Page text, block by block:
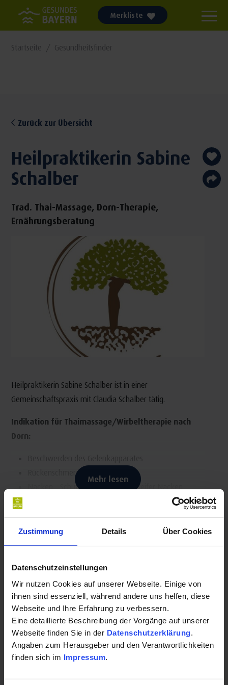
Zustimmung Details Über Cookies
Datenschutzeinstellungen
Wir nutzen Cookies auf unserer Webseite. Einige von
ihnen sind essenziell, während andere uns helfen, diese
Webseite und Ihre Erfahrung zu verbessern.
Eine detaillierte Beschreibung der Vorgänge auf unserer
Webseite finden Sie in der Datenschutzerklärung
Angaben zum Herausgeber und den Verantwortlichkeiten
finden sich im Impressum
Merkliste
Startseite Gesundheitsfinder
Zurück zur Übersicht
Heilpraktikerin Sabine
Schalber
Trad. Thai-Massage, Dorn-Therapie,
Ernährungsberatung
Heilpraktikerin Sabine Schalber ist in einer
Gemeinschaftspraxis mit Claudia Schalber tätig.
Indikation für Thaimassage/Wirbeltherapie nach
Dorn:
Rückenschmerzen
Nacken-, Schulterbeschwerden (steifer Nacken,
Arthrose, Arthritis
Arme (Golfer-, Tennisarm)
Beine (Durchblutungsstörungen)
Kopfschmerzen
(Spannungs-) Kopfschmerzen, bedingt durch
verspannten Rücken
Stressbedingte Erkrankungen
Mehr lesen
Urlaub:
Animas - Naturheilkunde & Massagen
Schrotweg 2
87541 Bad Hindelang
Auf Karte anzeigen | Route planen
Telefon:
+4915116725267
E-Mail: